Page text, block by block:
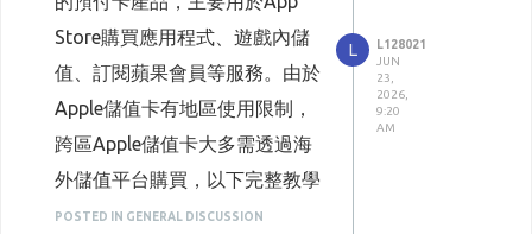
期、高頻儲值，長期使用成本過
高。
第二種是社群私人代儲。這類管
道報價一開始看起來特別低，也
是不少人貪小便宜的首選，但風
險滿滿。私人代儲多半透過黑
转，网页端几步就能完成下单，
很少出现支付失败、扣款拦截的
情况。
高峰期到账效率稳定
哪怕是粉丝节晚间礼物加成、充
值人流高峰时段，到账速度也不
營代充，多為黑產渠道，
帳號風險極大。
四、親測穩定高性價比海外儲值渠道
詳解
前前後後對比十幾家海外儲值網
站，大部分平台僅限大額充值才
有少量折扣，或是需要每天蹲限
時滿減活動，對於時差海外玩家
避開蘋果 3 成抽成，平台常設
新人優惠、大額儲值折扣，長
定禮物的玩家能省下不少開
銷。
三、ANTNUM 克拉克拉儲值完
Kong, Australia, Europe,
mainland China and
more — as long as your
Apple ID’s region is set to
the US.
VPNs or IP address
口，Visa、Mastercard、
PayPal、本地外币钱包无法直接
结算，切换海外 IP 后支付页面
直接报错、支付失败。
苹果充值高额抽成
iPhone 用户通过 App Store 内
Store購買應用程式、遊戲內儲
值、訂閱蘋果會員等服務。由於
Apple儲值卡有地區使用限制，
跨區Apple儲值卡大多需透過海
外儲值平台購買，以下完整教學
購買流程與使用須知。
POSTED IN GENERAL DISCUSSION
L
L128021
JUN
23,
2026,
9:20
AM